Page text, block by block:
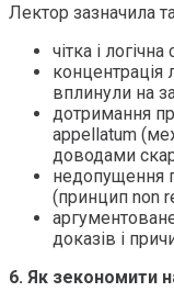
Лектор зазначила
чітка і
концентрація
вплинули на
дотримання
appellatum
доводами
недопущення
(принцип non
доказів і
6. Як зекономити